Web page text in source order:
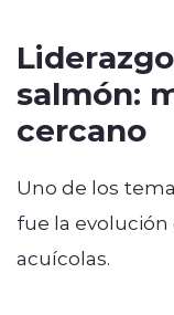
salmón:
cercano
Uno de los
fue la
acuícolas.